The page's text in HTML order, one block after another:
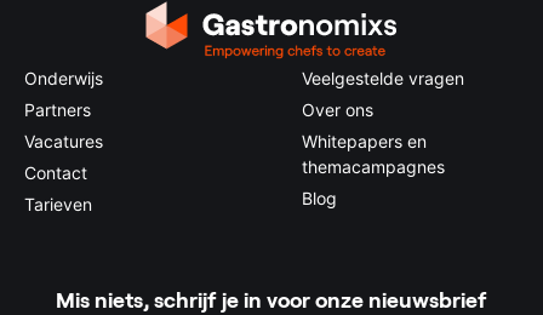
Onderwijs
Partners
Vacatures
Contact
Tarieven
Veelgestelde vragen
Over ons
Whitepapers en
themacampagnes
Blog
Mis niets, schrijf je in voor onze nieuwsbrief